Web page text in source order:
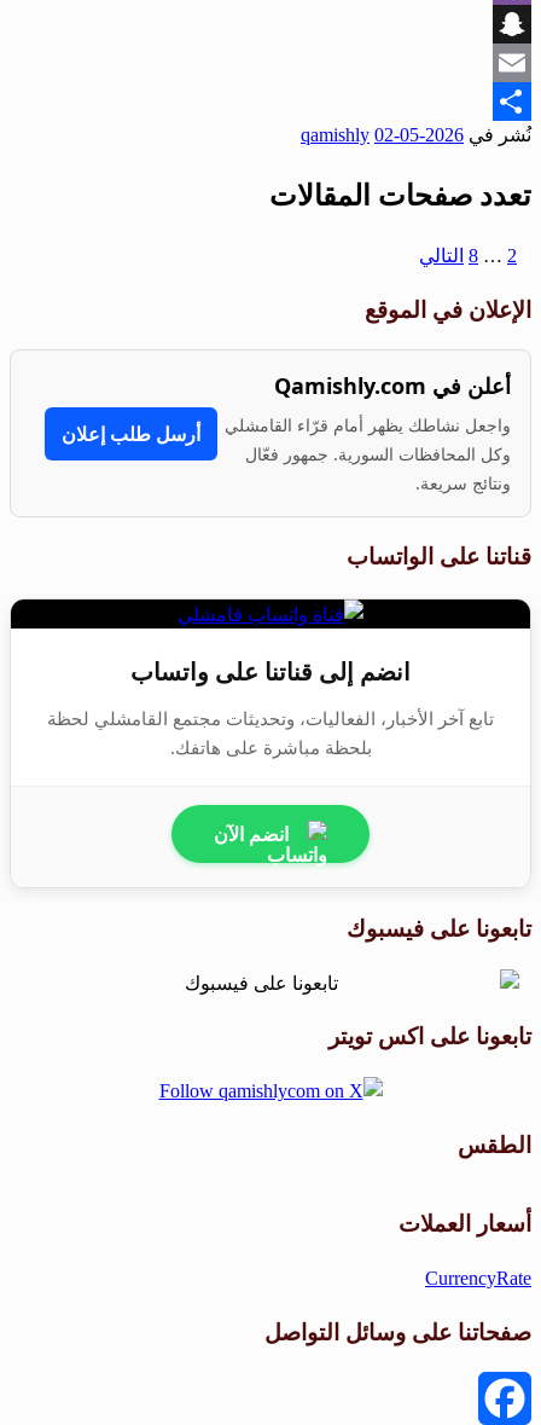
Viber
Snapchat
Email
Share
نُشر في 2026-05-02
qamishly
تعدد صفحات المقالات
2
…
8 التالي
الإعلان في الموقع
أعلن في Qamishly.com
واجعل نشاطك يظهر أمام قرّاء القامشلي
وكل المحافظات السورية. جمهور فعّال
ونتائج سريعة.
أرسل طلب إعلان
قناتنا على الواتساب
انضم إلى قناتنا على واتساب
تابع آخر الأخبار، الفعاليات، وتحديثات مجتمع القامشلي لحظة
بلحظة مباشرة على هاتفك.
انضم الآن
تابعونا على فيسبوك
تابعونا على اكس تويتر
الطقس
أسعار العملات
CurrencyRate
صفحاتنا على وسائل التواصل